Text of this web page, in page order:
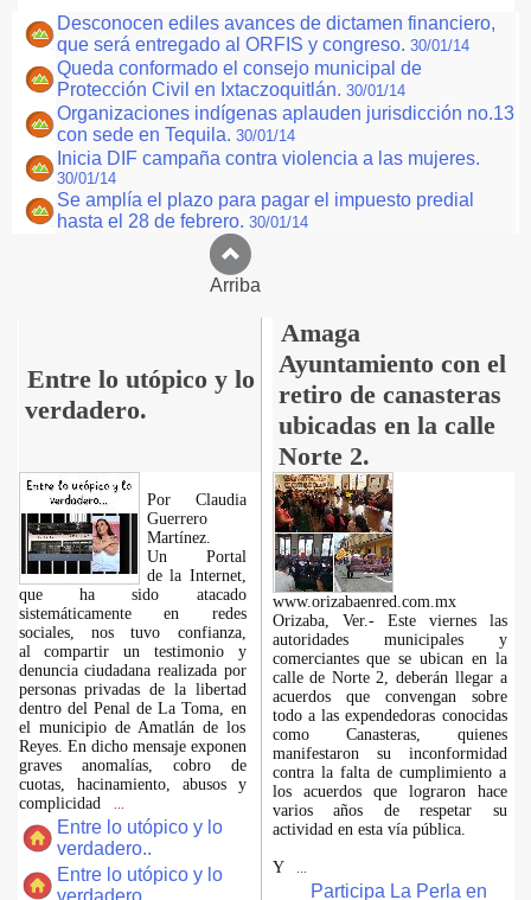
Desconocen ediles avances de dictamen financiero,
que será entregado al ORFIS y congreso. 30/01/14
Queda conformado el consejo municipal de
Protección Civil en Ixtaczoquitlán. 30/01/14
Organizaciones indígenas aplauden jurisdicción no.13
con sede en Tequila. 30/01/14
Inicia DIF campaña contra violencia a las mujeres.
30/01/14
Se amplía el plazo para pagar el impuesto predial
hasta el 28 de febrero. 30/01/14
Arriba
Entre lo utópico y lo
verdadero.
Amaga
Ayuntamiento con el
retiro de canasteras
ubicadas en la calle
Norte 2.
Por Claudia
Guerrero
Martínez.
​Un Portal
de la Internet,
que ha sido atacado
sistemáticamente en redes
sociales, nos tuvo confianza,
al compartir un testimonio y
denuncia ciudadana realizada por
personas privadas de la libertad
dentro del Penal de La Toma, en
el municipio de Amatlán de los
Reyes. En dicho mensaje exponen
graves anomalías, cobro de
cuotas, hacinamiento, abusos y
complicidad
Entre lo utópico y lo
verdadero..
Entre lo utópico y lo
verdadero.
www.orizabaenred.com.mx
Orizaba, Ver.- Este viernes las
autoridades municipales y
comerciantes que se ubican en la
calle de Norte 2, deberán llegar a
acuerdos que convengan sobre
todo a las expendedoras conocidas
como Canasteras, quienes
manifestaron su inconformidad
contra la falta de cumplimiento a
los acuerdos que lograron hace
varios años de respetar su
actividad en esta vía pública.
Y
Participa La Perla en